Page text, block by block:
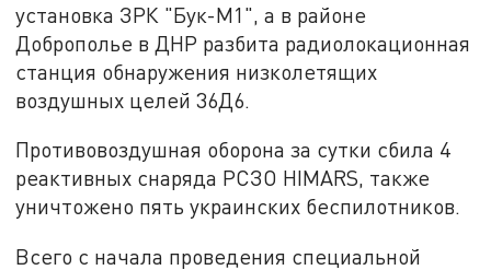
установка ЗРК "Бук-М1", а в районе
Доброполье в ДНР разбита радиолокационная
станция обнаружения низколетящих
воздушных целей 36Д6.
Противовоздушная оборона за сутки сбила 4
реактивных снаряда РСЗО HIMARS, также
уничтожено пять украинских беспилотников.
Всего с начала проведения специальной